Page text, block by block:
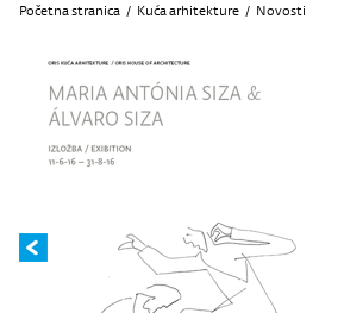
Početna stranica / Kuća arhitekture / Novosti